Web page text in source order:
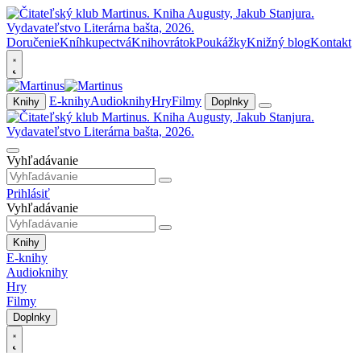
DoručenieKníhkupectváKnihovrátokPoukážkyKnižný blogKontakt
Knihy E-knihyAudioknihyHryFilmy Doplnky
Vyhľadávanie
Prihlásiť
Vyhľadávanie
Knihy
E-knihy
Audioknihy
Hry
Filmy
Doplnky